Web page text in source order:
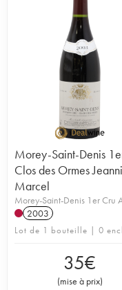
Morey-Saint-Denis
Clos des Ormes
Marcel
Morey-Saint-Denis 1er Cru
2003
Lot de 1 bouteille | 0
35€
(mise à prix)